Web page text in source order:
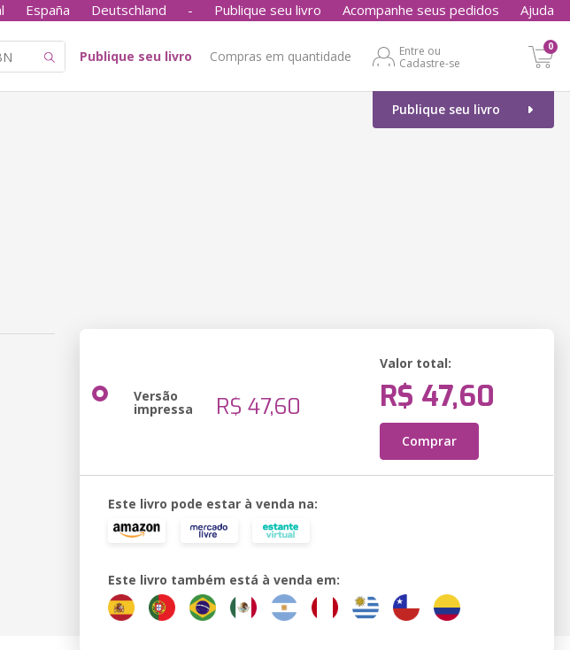
España Deutschland - Publique seu livro Acompanhe seus pedidos Ajuda
Publique seu livro Compras em quantidade
Entre ou
Cadastre-se
0
Publique seu livro
Versão
impressa R$ 47,60
Valor total:
R$ 47,60
Comprar
Este livro pode estar à venda na:
Este livro também está à venda em: